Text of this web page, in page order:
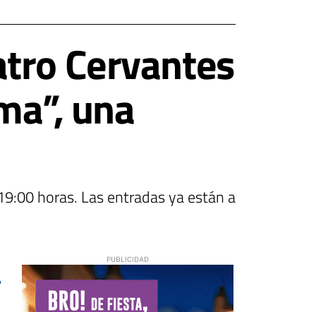
Cervantes
una
horas. Las entradas ya están a